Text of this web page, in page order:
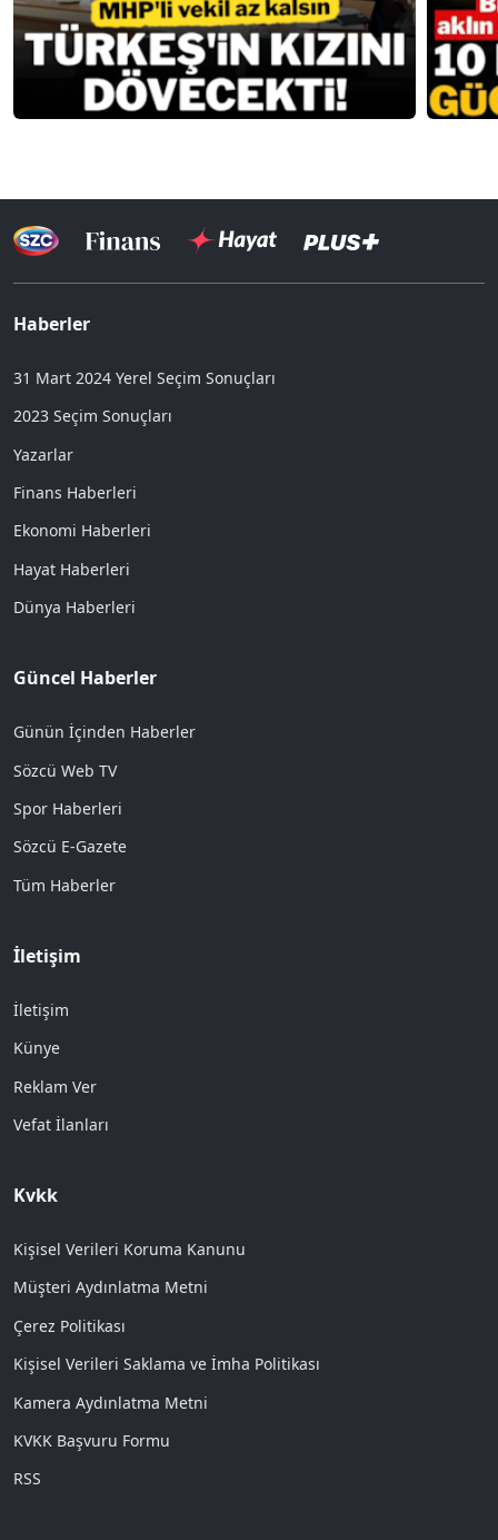
Haberler
31 Mart 2024 Yerel Seçim Sonuçları
2023 Seçim Sonuçları
Yazarlar
Finans Haberleri
Ekonomi Haberleri
Hayat Haberleri
Dünya Haberleri
Güncel Haberler
Günün İçinden Haberler
Sözcü Web TV
Spor Haberleri
Sözcü E-Gazete
Tüm Haberler
İletişim
İletişim
Künye
Reklam Ver
Vefat İlanları
Kvkk
Kişisel Verileri Koruma Kanunu
Müşteri Aydınlatma Metni
Çerez Politikası
Kişisel Verileri Saklama ve İmha Politikası
Kamera Aydınlatma Metni
KVKK Başvuru Formu
RSS